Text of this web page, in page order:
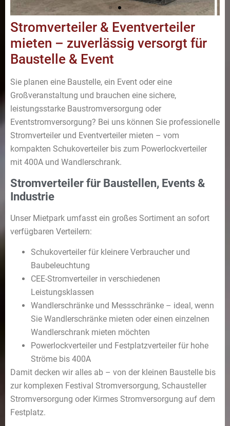
Stromverteiler & Eventverteiler
mieten für
Vom Schukoverteiler über Stromzähler,
Baustromverteiler bis zum 400A Verteilerschrank
finden Sie bei uns alles rund um den mobilen Strom.
Alle ansehen
Stromverteiler & Eventverteiler
mieten – zuverlässig versorgt für
Baustelle & Event
Sie planen eine Baustelle, ein Event oder eine
Großveranstaltung und brauchen eine sichere,
leistungsstarke Baustromversorgung oder
Eventstromversorgung? Bei uns können Sie professionelle
Stromverteiler und Eventverteiler mieten – vom
kompakten Schukoverteiler bis zum Powerlockverteiler
mit 400A und Wandlerschrank.
Stromverteiler für Baustellen, Events &
Industrie
Unser Mietpark umfasst ein großes Sortiment an sofort
verfügbaren Verteilern:
Schukoverteiler für kleinere Verbraucher und
Baubeleuchtung
CEE-Stromverteiler in verschiedenen
Leistungsklassen
Wandlerschränke und Messschränke – ideal, wenn
Sie Wandlerschränke mieten oder einen einzelnen
Wandlerschrank mieten möchten
Powerlockverteiler und Festplatzverteiler für hohe
Ströme bis 400A
Damit decken wir alles ab – von der kleinen Baustelle bis
zur komplexen Festival Stromversorgung, Schausteller
Stromversorgung oder Kirmes Stromversorgung auf dem
Festplatz.